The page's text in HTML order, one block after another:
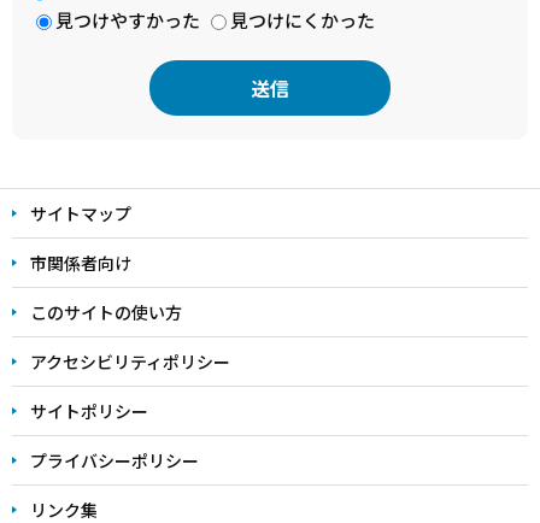
見つけやすかった
見つけにくかった
文
こ
こ
ま
で
サイトマップ
市関係者向け
このサイトの使い方
アクセシビリティポリシー
サイトポリシー
プライバシーポリシー
リンク集